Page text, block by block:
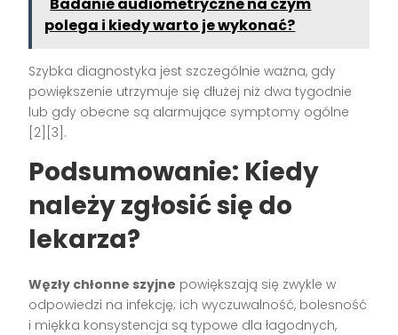
polega i kiedy warto je wykonać?
Szybka diagnostyka jest szczególnie ważna, gdy
powiększenie utrzymuje się dłużej niż dwa tygodnie
lub gdy obecne są alarmujące symptomy ogólne
[2][3] .
Podsumowanie: Kiedy
należy zgłosić się do
lekarza?
Węzły chłonne szyjne powiększają się zwykle w
odpowiedzi na infekcję; ich wyczuwalność, bolesność
i miękka konsystencja są typowe dla łagodnych,